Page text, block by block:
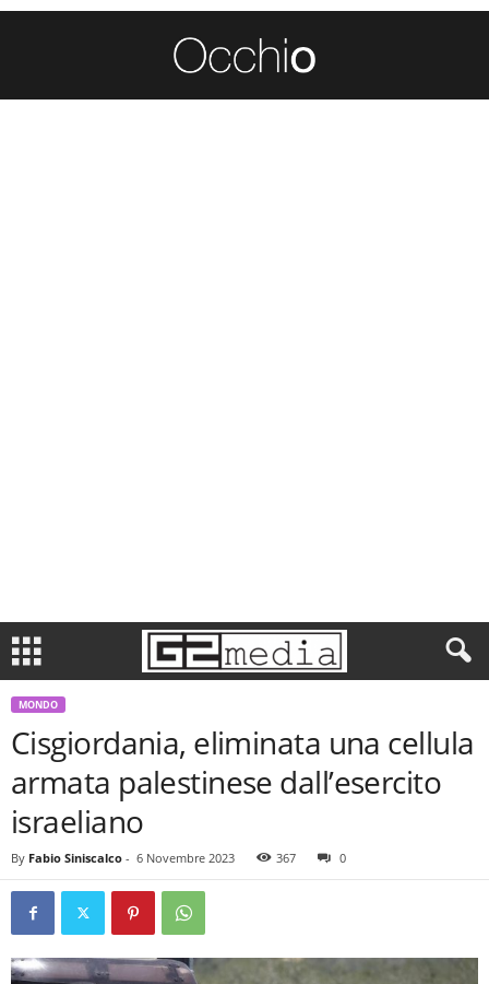
MONDO
Cisgiordania, eliminata una cellula
armata palestinese dall’esercito
israeliano
By Fabio Siniscalco - 6 Novembre 2023 367 0